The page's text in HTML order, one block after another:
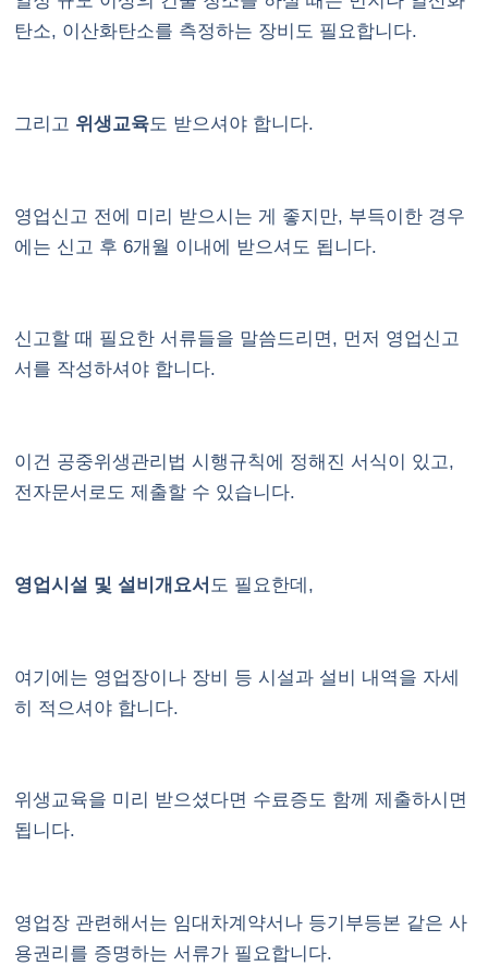
탄소, 이산화탄소를 측정하는 장비도 필요합니다.
그리고 위생교육도 받으셔야 합니다.
영업신고 전에 미리 받으시는 게 좋지만, 부득이한 경우
에는 신고 후 6개월 이내에 받으셔도 됩니다.
신고할 때 필요한 서류들을 말씀드리면, 먼저 영업신고
서를 작성하셔야 합니다.
이건 공중위생관리법 시행규칙에 정해진 서식이 있고,
전자문서로도 제출할 수 있습니다.
영업시설 및 설비개요서 도 필요한데,
여기에는 영업장이나 장비 등 시설과 설비 내역을 자세
히 적으셔야 합니다.
위생교육을 미리 받으셨다면 수료증도 함께 제출하시면
됩니다.
영업장 관련해서는 임대차계약서나 등기부등본 같은 사
용권리를 증명하는 서류가 필요합니다.